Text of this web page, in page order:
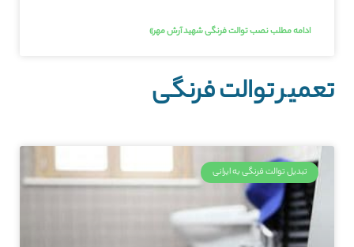
ادامه مطلب نصب توالت فرنگی شهيد آرش مهر»
تعمیر توالت فرنگی
تبدیل توالت فرنگی به ایرانی